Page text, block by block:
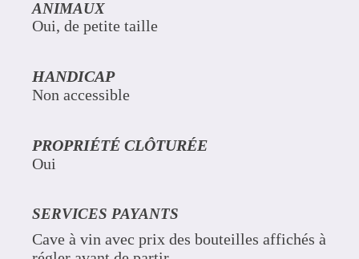
ANIMAUX
Oui, de petite taille
HANDICAP
Non accessible
PROPRIÉTÉ CLÔTURÉE
Oui
SERVICES PAYANTS
Cave à vin avec prix des bouteilles affichés à